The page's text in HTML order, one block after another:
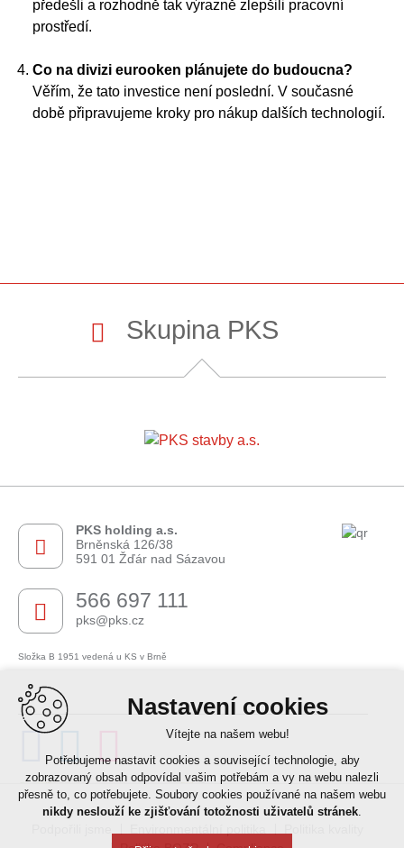
předešli a rozhodně tak výrazně zlepšili pracovní
prostředí.
Co na divizi eurooken plánujete do budoucna?
Věřím, že tato investice není poslední. V současné
době připravujeme kroky pro nákup dalších technologií.
Skupina PKS
PKS holding a.s.
Brněnská 126/38
591 01 Žďár nad Sázavou
566 697 111
pks@pks.cz
Složka B 1951 vedená u KS v Brně
+
Leaflet| © OpenStreetMap contributors
Nastavení cookies
Vítejte na našem webu!
Potřebujeme nastavit cookies a související technologie, aby
zobrazovaný obsah odpovídal vašim potřebám a vy na webu nalezli
přesně to, co potřebujete. Soubory cookies používané na našem webu
nikdy neslouží ke zjišťování totožnosti uživatelů stránek.